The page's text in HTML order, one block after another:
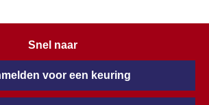
Snel naar
voor een keuring